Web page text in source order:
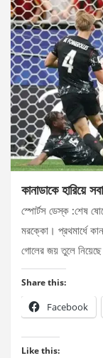
কানাডাকে হারিয়ে
স্পোর্টস ডেস্ক :শেষ
মরক্কো। প্রথমার্ধে
গোলের জয় তুলে
Share this:
Facebook
Like this: